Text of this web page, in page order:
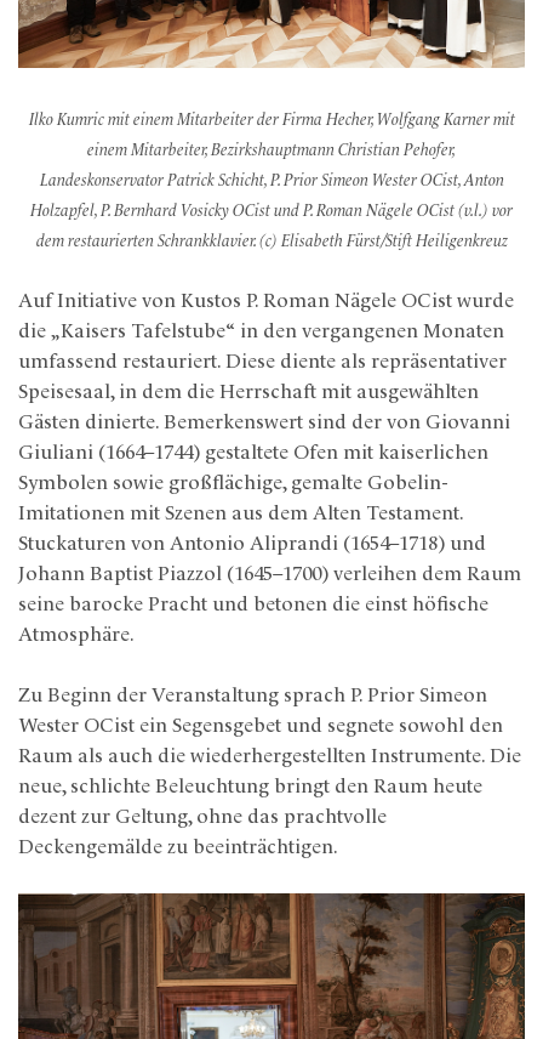
Ilko Kumric mit einem Mitarbeiter der Firma Hecher, Wolfgang Karner mit
einem Mitarbeiter, Bezirkshauptmann Christian Pehofer,
Landeskonservator Patrick Schicht, P. Prior Simeon Wester OCist, Anton
Holzapfel, P. Bernhard Vosicky OCist und P. Roman Nägele OCist (v.l.) vor
dem restaurierten Schrankklavier. (c) Elisabeth Fürst/Stift Heiligenkreuz
Auf Initiative von Kustos P. Roman Nägele OCist wurde
die „Kaisers Tafelstube“ in den vergangenen Monaten
umfassend restauriert. Diese diente als repräsentativer
Speisesaal, in dem die Herrschaft mit ausgewählten
Gästen dinierte. Bemerkenswert sind der von Giovanni
Giuliani (1664–1744) gestaltete Ofen mit kaiserlichen
Symbolen sowie großflächige, gemalte Gobelin-
Imitationen mit Szenen aus dem Alten Testament.
Stuckaturen von Antonio Aliprandi (1654–1718) und
Johann Baptist Piazzol (1645–1700) verleihen dem Raum
seine barocke Pracht und betonen die einst höfische
Atmosphäre.
Zu Beginn der Veranstaltung sprach P. Prior Simeon
Wester OCist ein Segensgebet und segnete sowohl den
Raum als auch die wiederhergestellten Instrumente. Die
neue, schlichte Beleuchtung bringt den Raum heute
dezent zur Geltung, ohne das prachtvolle
Deckengemälde zu beeinträchtigen.